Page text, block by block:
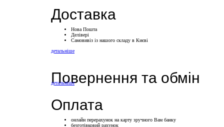
Доставка
Нова Пошта
Делівері
Самовивіз із нашого складу в Києві
детальніше
Повернення та обмін
детальніше
Оплата
онлайн перерахунок на карту зручного Вам банку
безготівковий рахунок